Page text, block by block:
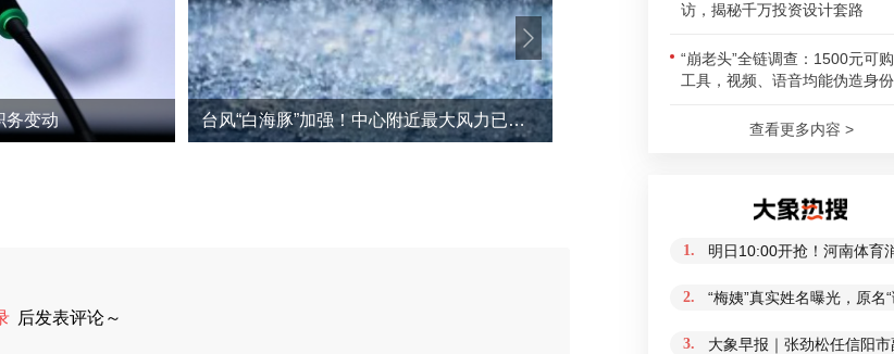
务变动 台风“白海豚”加强！中心附近最大风力已达15级 最新研判 官方通报广东雷州特教老师招聘违规事件
后发表评论～
访，揭秘千万投资设计套路
“崩老头”全链调查：1500元可
工具，视频、语音均能伪造身份
查看更多内容 >
1. 明日10:00开抢！河南体育
2. “梅姨”真实姓名曝光，原
3. 大象早报｜张劲松任信阳